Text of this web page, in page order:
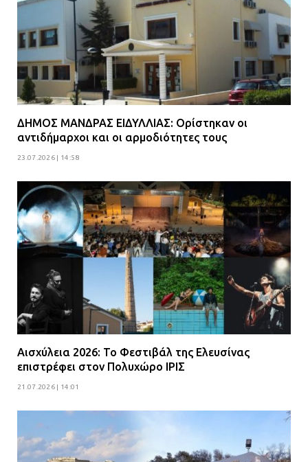
ΔΗΜΟΣ ΜΑΝΔΡΑΣ ΕΙΔΥΛΛΙΑΣ: Ορίστηκαν οι
αντιδήμαρχοι και οι αρμοδιότητες τους
23.07.2026 | 14:58
Αισχύλεια 2026: Το Φεστιβάλ της Ελευσίνας
επιστρέφει στον Πολυχώρο ΙΡΙΣ
21.07.2026 | 14:01